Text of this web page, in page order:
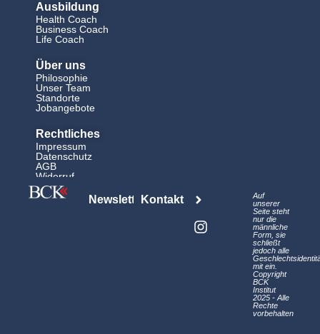
Ausbildung
Health Coach
Business Coach
Life Coach
Über uns
Philosophie
Unser Team
Standorte
Jobangebote
Rechtliches
Impressum
Datenschutz
AGB
Widerruf
NewsletterKontakt
i
n
k
n
s
t
Auf
unserer
Seite steht
nur die
männliche
Form, sie
schließt
jedoch alle
mit ein.
Copyright
BCK
Institut
2025 - Alle
Rechte
vorbehalten